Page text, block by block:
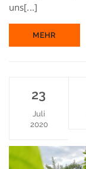
uns[...]
MEHR
23
Juli
2020